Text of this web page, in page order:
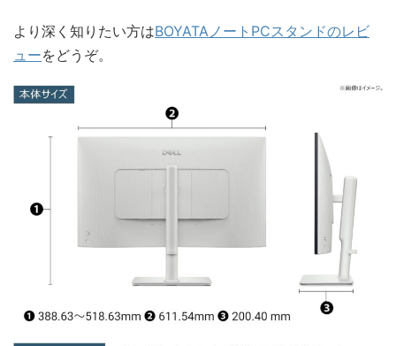
より深く知りたい方はBOYATAノートPCスタンドのレビ
ューをどうぞ。